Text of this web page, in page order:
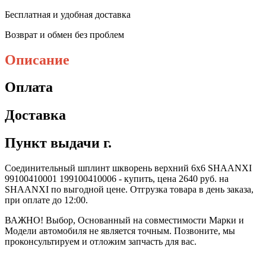
Бесплатная и удобная доставка
Возврат и обмен без проблем
Описание
Оплата
Доставка
Пункт выдачи г.
Соединительный шплинт шкворень верхний 6х6 SHAANXI
99100410001 199100410006 - купить, цена 2640 руб. на
SHAANXI по выгодной цене. Отгрузка товара в день заказа,
при оплате до 12:00.
ВАЖНО! Выбор, Основанный на совместимости Марки и
Модели автомобиля не является точным. Позвоните, мы
проконсультируем и отложим запчасть для вас.